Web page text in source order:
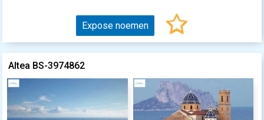
Expose noemen
Altea BS-3974862